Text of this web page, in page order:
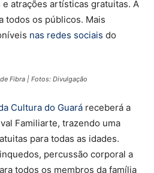
atrações artísticas gratuitas. A
todos os públicos. Mais
nas redes sociais do
Fibra | Fotos: Divulgação
Cultura do Guará receberá a
Familiarte, trazendo uma
para todas as idades.
percussão corporal a
todos os membros da família